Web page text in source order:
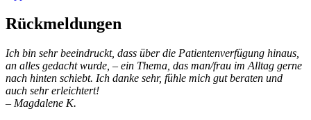
Rückmeldungen
Ich bin sehr beeindruckt, dass über die Patientenverfügung hinaus,
an alles gedacht wurde, – ein Thema, das man/frau im Alltag gerne
nach hinten schiebt. Ich danke sehr, fühle mich gut beraten und
auch sehr erleichtert!
– Magdalene K.